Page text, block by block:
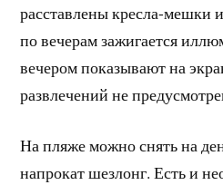
расставлены кресла-мешки
по вечерам зажигается
вечером показывают на
развлечений не
На пляже можно снять на
напрокат шезлонг. Есть и